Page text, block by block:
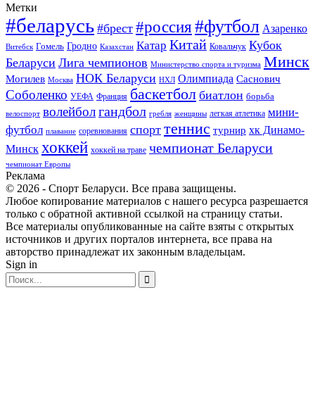
Метки
#беларусь #брест #россия#футбол Азаренко
Витебск Гомель Гродно Казахстан Катар Китай Ковальчук Кубок
Беларуси Лига чемпионов Министерство спорта и туризма Минск
Могилев Москва НОК Беларуси НХЛ Олимпиада Саснович
Соболенко УЕФА Франция баскетбол биатлон борьба
велоспорт волейболгандбол гребля женщины легкая атлетика мини-
футбол плавание соревнования спорт теннис турнир хк Динамо-
Минск хоккей хоккей на траве чемпионат Беларуси
чемпионат Европы
Реклама
© 2026 - Спорт Беларуси. Все права защищены.
Любое копирование материалов с нашего ресурса разрешается
только с обратной активной ссылкой на страницу статьи.
Все материалы опубликованные на сайте взяты с открытых
источников и других порталов интернета, все права на
авторство принадлежат их законным владельцам.
Sign in